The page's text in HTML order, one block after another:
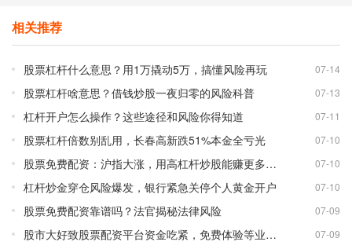
相关推荐
股票杠杆什么意思？用1万撬动5万，搞懂风险再玩 07-14
股票杠杆啥意思？借钱炒股一夜归零的风险科普 07-13
杠杆开户怎么操作？这些途径和风险你得知道 07-11
股票杠杆倍数别乱用，长春高新跌51%本金全亏光 07-10
股票免费配资：沪指大涨，用高杠杆炒股能赚更多吗？ 07-10
杠杆炒金穿仓风险爆发，银行紧急关停个人黄金开户 07-10
股票免费配资靠谱吗？法官揭秘法律风险 07-09
股市大好致股票配资平台资金吃紧，免费体验等业务调整 07-09